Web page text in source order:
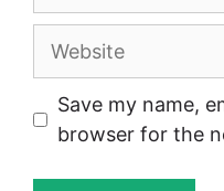
Website
Save my name,
browser for the